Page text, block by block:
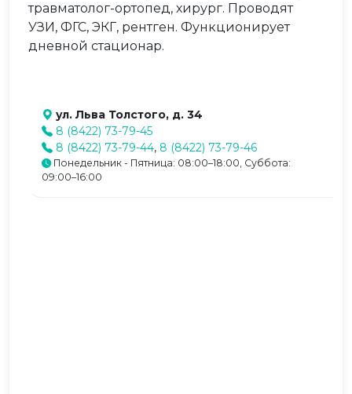
травматолог-ортопед, хирург. Проводят
УЗИ, ФГС, ЭКГ, рентген. Функционирует
дневной стационар.
ул. Льва Толстого, д. 34
8 (8422) 73-79-45
8 (8422) 73-79-44, 8 (8422) 73-79-46
Понедельник - Пятница: 08:00–18:00, Суббота:
09:00–16:00